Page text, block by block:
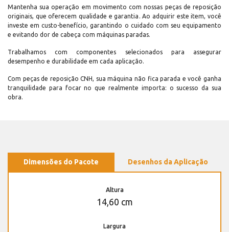
Mantenha sua operação em movimento com nossas peças de reposição
originais, que oferecem qualidade e garantia. Ao adquirir este item, você
investe em custo-benefício, garantindo o cuidado com seu equipamento
e evitando dor de cabeça com máquinas paradas.
Trabalhamos com componentes selecionados para assegurar
desempenho e durabilidade em cada aplicação.
Com peças de reposição CNH, sua máquina não fica parada e você ganha
tranquilidade para focar no que realmente importa: o sucesso da sua
obra.
Dimensões do Pacote Desenhos da Aplicação
Altura
14,60 cm
Largura